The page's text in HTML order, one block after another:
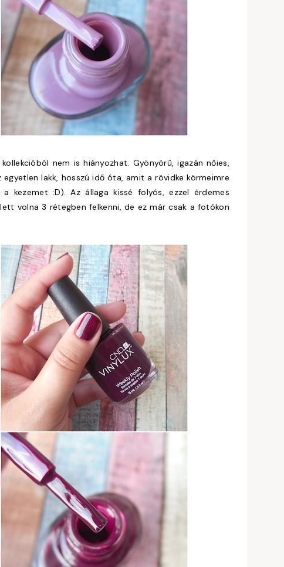
nem is hiányozhat. Gyönyörű, igazán nőies,
lakk, hosszú idő óta, amit a rövidke körmeimre
kezemet :D). Az állaga kissé folyós, ezzel érdemes
volna 3 rétegben felkenni, de ez már csak a fotókon